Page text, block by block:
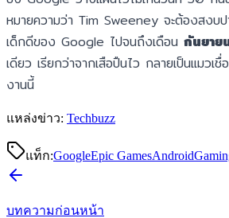
หมายความว่า Tim Sweeney จะต้องสงบป
เด็กดีของ Google ไปจนถึงเดือน กันยาย
เดียว เรียกว่าจากเสือปืนไว กลายเป็นแมว
งานนี้
แหล่งข่าว: Techbuzz
แท็ก:GoogleEpic GamesAndroid
บทความก่อนหน้า